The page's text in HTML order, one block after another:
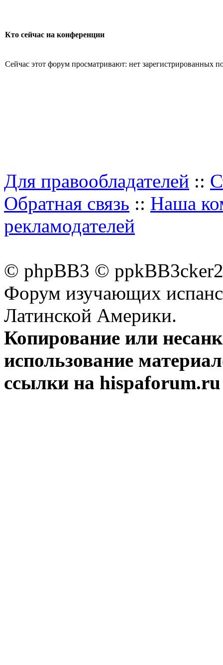
Кто сейчас на конференции
Сейчас этот форум просматривают: нет зарегистрированных
Для правообладателей ::
Обратная связь :: Наша
рекламодателей
© phpBB3 ©
Форум изучающих
Латинской Америки.
Копирование или
использование
ссылки на hispaforum.ru